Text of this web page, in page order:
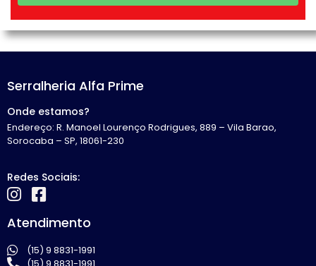
Serralheria Alfa Prime
Onde estamos?
Endereço: R. Manoel Lourenço Rodrigues, 889 – Vila Barao,
Sorocaba – SP, 18061-230
Redes Sociais:
Atendimento
(15) 9 8831-1991
(15) 9 8831-1991